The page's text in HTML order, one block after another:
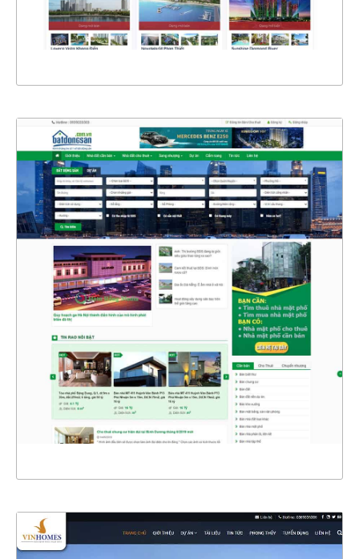
XEM THỰC TẾ
4641
CHI TIẾT
XEM THỰC TẾ